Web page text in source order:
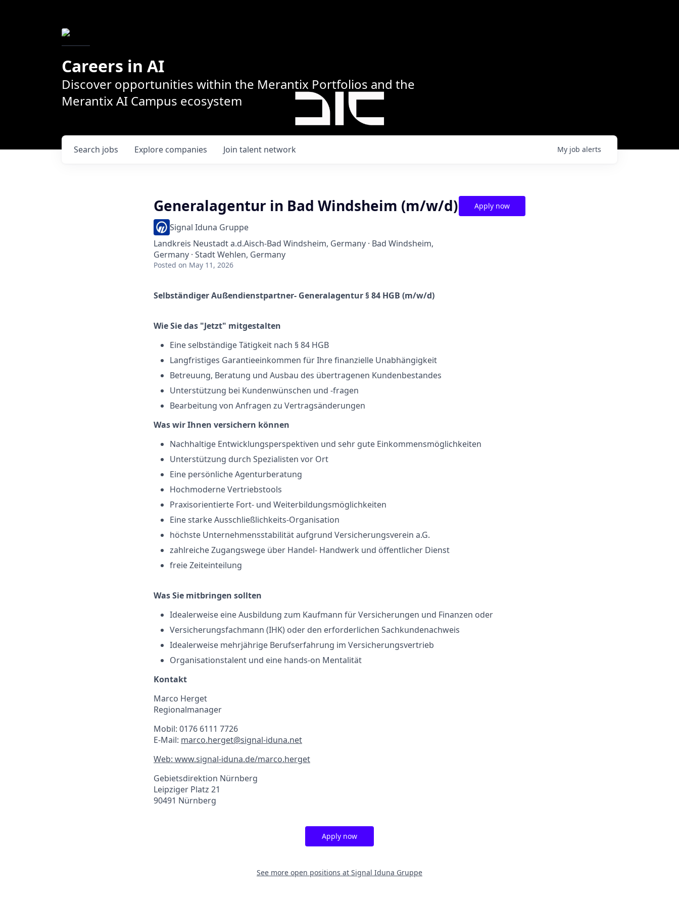
Careers in AI
Discover opportunities within the Merantix Portfolios and the
Merantix AI Campus ecosystem
Search jobs Explore companies Join talent network My job alerts
Generalagentur in Bad Windsheim (m/w/d)
Signal Iduna Gruppe
Landkreis Neustadt a.d.Aisch-Bad Windsheim, Germany · Bad Windsheim,
Germany · Stadt Wehlen, Germany
Posted on May 11, 2026
Apply now
Selbständiger Außendienstpartner- Generalagentur § 84 HGB (m/w/d)
Wie Sie das "Jetzt" mitgestalten
Eine selbständige Tätigkeit nach § 84 HGB
Langfristiges Garantieeinkommen für Ihre finanzielle Unabhängigkeit
Betreuung, Beratung und Ausbau des übertragenen Kundenbestandes
Unterstützung bei Kundenwünschen und -fragen
Bearbeitung von Anfragen zu Vertragsänderungen
Was wir Ihnen versichern können
Nachhaltige Entwicklungsperspektiven und sehr gute Einkommensmöglichkeiten
Unterstützung durch Spezialisten vor Ort
Eine persönliche Agenturberatung
Hochmoderne Vertriebstools
Praxisorientierte Fort- und Weiterbildungsmöglichkeiten
Eine starke Ausschließlichkeits-Organisation
höchste Unternehmensstabilität aufgrund Versicherungsverein a.G.
zahlreiche Zugangswege über Handel- Handwerk und öffentlicher Dienst
freie Zeiteinteilung
Was Sie mitbringen sollten
Idealerweise eine Ausbildung zum Kaufmann für Versicherungen und Finanzen oder
Versicherungsfachmann (IHK) oder den erforderlichen Sachkundenachweis
Idealerweise mehrjährige Berufserfahrung im Versicherungsvertrieb
Organisationstalent und eine hands-on Mentalität
Kontakt
Marco Herget
Regionalmanager
Mobil: 0176 6111 7726
E-Mail: marco.herget@signal-iduna.net
Web: www.signal-iduna.de/marco.herget
Gebietsdirektion Nürnberg
Leipziger Platz 21
90491 Nürnberg
Apply now
See more open positions at Signal Iduna Gruppe